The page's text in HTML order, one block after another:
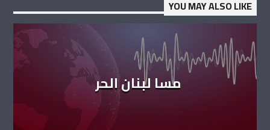
YOU MAY ALSO LIKE
مسا لبنان الحر